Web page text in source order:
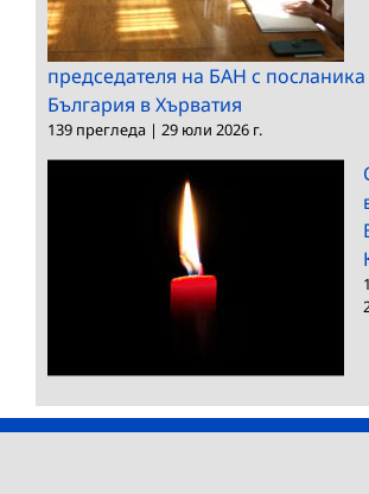
председателя на БАН с
България в Хърватия
139 прегледа | 29 юли 2026 г.